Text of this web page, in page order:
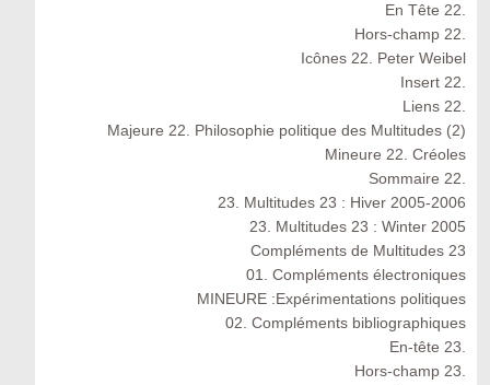
En Tête 22.
Hors-champ 22.
Icônes 22. Peter Weibel
Insert 22.
Liens 22.
Majeure 22. Philosophie politique des Multitudes (2)
Mineure 22. Créoles
Sommaire 22.
23. Multitudes 23 : Hiver 2005-2006
23. Multitudes 23 : Winter 2005
Compléments de Multitudes 23
01. Compléments électroniques
MINEURE :Expérimentations politiques
02. Compléments bibliographiques
En-tête 23.
Hors-champ 23.